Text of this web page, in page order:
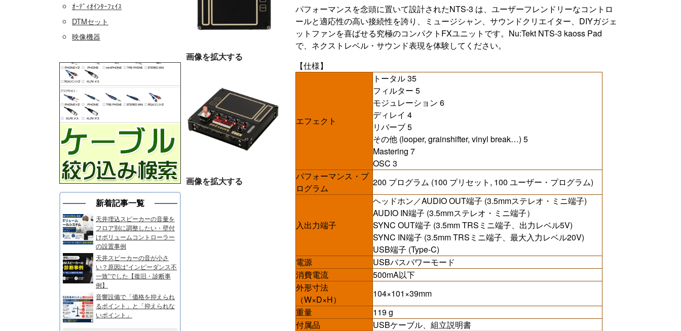
画像を拡大する
画像を拡大する
パフォーマンスを念頭に置いて設計されたNTS-3 は、ユーザーフレンドリーなコントロ
ールと適応性の高い接続性を誇り、ミュージシャン、サウンドクリエイター、DIYガジェ
ットファンを喜ばせる究極のコンパクトFXユニットです。Nu:Tekt NTS-3 kaoss Pad
で、ネクストレベル・サウンド表現を体験してください。
【仕様】
エフェクト
トータル 35
フィルター 5
モジュレーション 6
ディレイ 4
リバーブ 5
その他 (looper, grainshifter, vinyl break…) 5
Mastering 7
OSC 3
パフォーマンス・プ
ログラム
200 プログラム (100 プリセット, 100 ユーザー・プログラム)
入出力端子
ヘッドホン／AUDIO OUT端子 (3.5mmステレオ・ミニ端子)
AUDIO IN端子 (3.5mmステレオ・ミニ端子）
SYNC OUT端子 (3.5mm TRSミニ端子、出力レベル5V)
SYNC IN端子 (3.5mm TRSミニ端子、最大入力レベル20V)
USB端子 (Type-C)
電源
USBバスパワーモード
消費電流
500mA以下
外形寸法
（W×D×H）
104×101×39mm
重量
119 g
付属品
USBケーブル、組立説明書
ｵｰﾃﾞｨｵｲﾝﾀｰﾌｪｲｽ
DTMセット
映像機器
新着記事一覧
天井埋込スピーカーの音量を
フロア別に調整したい・壁付
けボリュームコントローラー
の設置事例
天井スピーカーの音が小さ
い？原因は“インピーダンス不
一致”でした【復旧・診断事
例】
音響設備で「価格を抑えられ
るポイント」と「抑えられな
いポイント」